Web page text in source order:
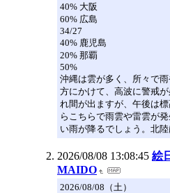
40% 大阪
60% 広島
34/27
40% 鹿児島
20% 那覇
50%
沖縄は雲が多く、所々で
方にかけて、高波に警戒
れ間が出ますが、午後は
らこちらで雨雲や雷雲が
い雨が降るでしょう。北
2026/08/08 13:08:45 絵
MAIDO
2026/08/08（土）